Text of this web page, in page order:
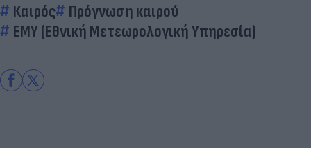
Καιρός
Πρόγνωση καιρού
ΕΜΥ (Εθνική Μετεωρολογική Υπηρεσία)